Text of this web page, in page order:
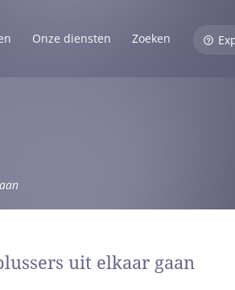
Onze diensten Zoeken
uit elkaar gaan